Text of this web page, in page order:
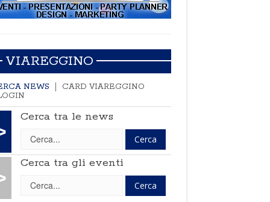
VIAREGGINO
NEWS
CARD VIAREGGINO
Cerca tra le news
Cerca tra gli eventi